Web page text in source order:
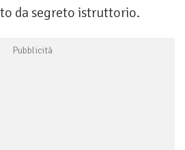
da segreto istruttorio.